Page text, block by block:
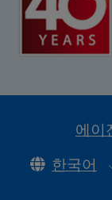
에이
한국어